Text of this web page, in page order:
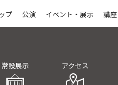
プ 公演 イベント・展示 講座
常設展示 アクセス